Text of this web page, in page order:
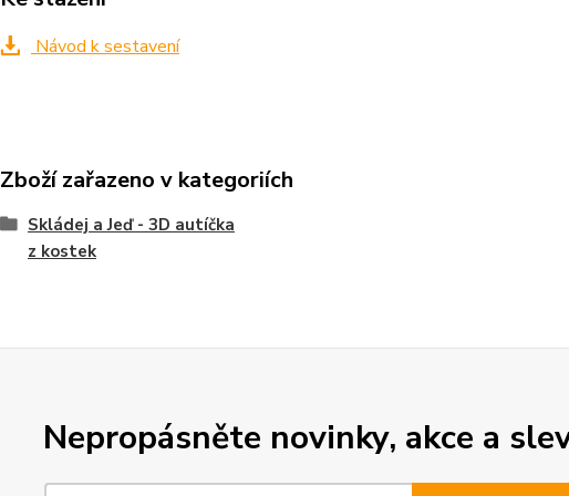
Návod k sestavení
Zboží zařazeno v kategoriích
Skládej a Jeď - 3D autíčka
z kostek
Nepropásněte novinky, akce a